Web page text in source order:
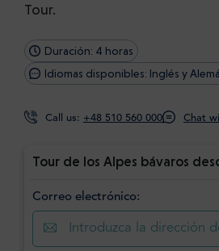
Tour.
Duración: 4 horas
Idiomas disponibles: Inglés y
Call us: +48 510 560 000 Chat
Tour de los Alpes bávaros
Correo electrónico: